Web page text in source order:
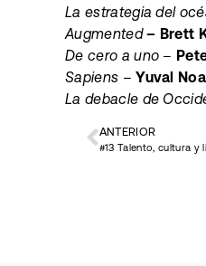
La estrategia del
Augmented– Brett
De cero a uno –
Sapiens –Yuval
La debacle de
ANTERIOR
#13 Talento, cultura y